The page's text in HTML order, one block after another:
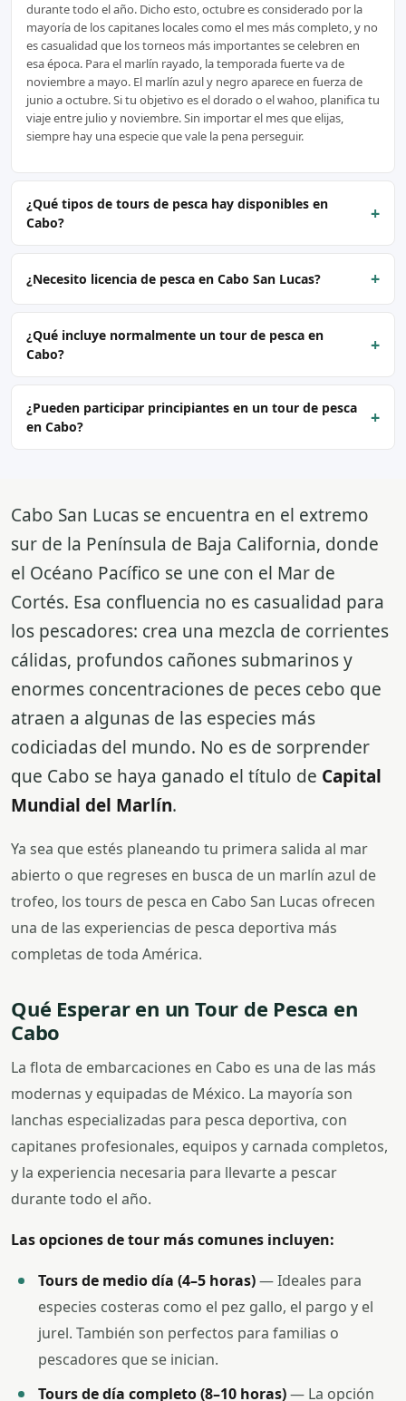
durante todo el año. Dicho esto, octubre es considerado por la
mayoría de los capitanes locales como el mes más completo, y no
es casualidad que los torneos más importantes se celebren en
esa época. Para el marlín rayado, la temporada fuerte va de
noviembre a mayo. El marlín azul y negro aparece en fuerza de
junio a octubre. Si tu objetivo es el dorado o el wahoo, planifica tu
viaje entre julio y noviembre. Sin importar el mes que elijas,
siempre hay una especie que vale la pena perseguir.
¿Qué tipos de tours de pesca hay disponibles en
Cabo?
+
¿Necesito licencia de pesca en Cabo San Lucas? +
¿Qué incluye normalmente un tour de pesca en
Cabo?
+
¿Pueden participar principiantes en un tour de pesca
en Cabo?
+
Cabo San Lucas se encuentra en el extremo
sur de la Península de Baja California, donde
el Océano Pacífico se une con el Mar de
Cortés. Esa confluencia no es casualidad para
los pescadores: crea una mezcla de corrientes
cálidas, profundos cañones submarinos y
enormes concentraciones de peces cebo que
atraen a algunas de las especies más
codiciadas del mundo. No es de sorprender
que Cabo se haya ganado el título de Capital
Mundial del Marlín.
Ya sea que estés planeando tu primera salida al mar
abierto o que regreses en busca de un marlín azul de
trofeo, los tours de pesca en Cabo San Lucas ofrecen
una de las experiencias de pesca deportiva más
completas de toda América.
Qué Esperar en un Tour de Pesca en
Cabo
La flota de embarcaciones en Cabo es una de las más
modernas y equipadas de México. La mayoría son
lanchas especializadas para pesca deportiva, con
capitanes profesionales, equipos y carnada completos,
y la experiencia necesaria para llevarte a pescar
durante todo el año.
Las opciones de tour más comunes incluyen:
Tours de medio día (4–5 horas)— Ideales para
especies costeras como el pez gallo, el pargo y el
jurel. También son perfectos para familias o
pescadores que se inician.
Tours de día completo (8–10 horas)— La opción